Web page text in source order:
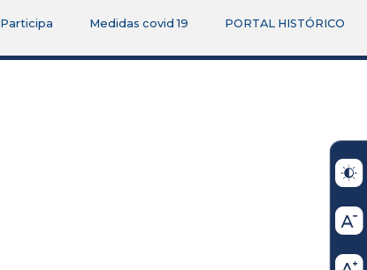
Participa Medidas covid 19 PORTAL HISTÓRICO